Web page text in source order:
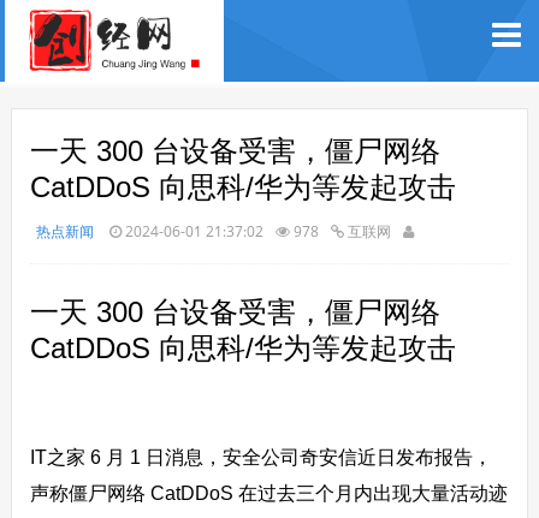
一天 300 台设备受害，僵尸网络
CatDDoS 向思科/华为等发起攻击
热点新闻 2024-06-01 21:37:02 978 互联网
一天 300 台设备受害，僵尸网络
CatDDoS 向思科/华为等发起攻击
IT之家 6 月 1 日消息，安全公司奇安信近日发布报告，
声称僵尸网络 CatDDoS 在过去三个月内出现大量活动迹